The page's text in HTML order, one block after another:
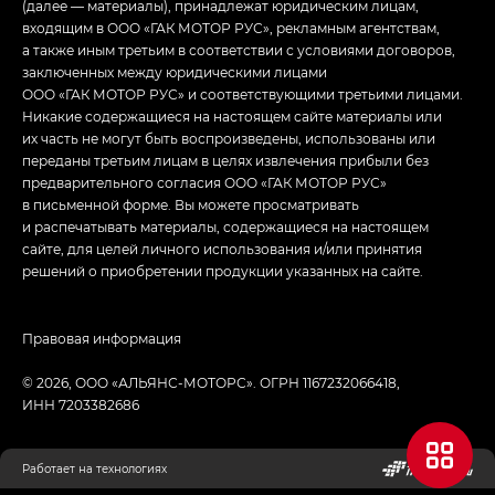
(далее — материалы), принадлежат юридическим лицам,
входящим в ООО «ГАК МОТОР РУС», рекламным агентствам,
а также иным третьим в соответствии с условиями договоров,
заключенных между юридическими лицами
ООО «ГАК МОТОР РУС» и соответствующими третьими лицами.
Никакие содержащиеся на настоящем сайте материалы или
их часть не могут быть воспроизведены, использованы или
переданы третьим лицам в целях извлечения прибыли без
предварительного согласия ООО «ГАК МОТОР РУС»
в письменной форме. Вы можете просматривать
и распечатывать материалы, содержащиеся на настоящем
сайте, для целей личного использования и/или принятия
решений о приобретении продукции указанных на сайте.
© 2026, ООО «АЛЬЯНС-МОТОРС». ОГРН 1167232066418,
ИНН 7203382686
Правовая информация
Работает на технологиях